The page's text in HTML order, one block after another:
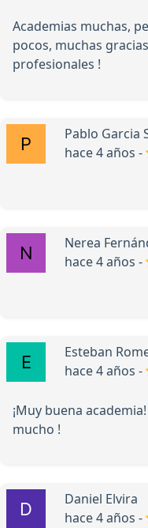
Academias muchas,
pocos, muchas
profesionales !
Pablo Garcia
hace 4 años -
Nerea
hace 4 años -
Esteban
hace 4 años -
¡Muy buena
mucho !
Daniel Elvira
hace 4 años -